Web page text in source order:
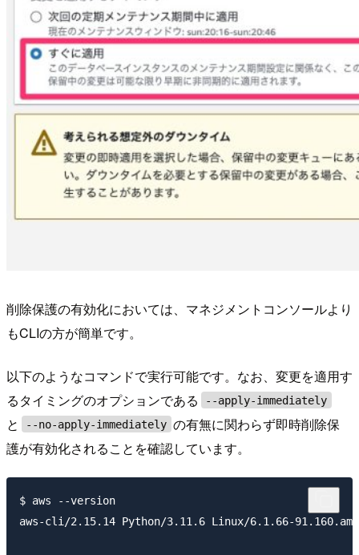
削除保護の有効化においては、マネジメントコンソールより
もCLIの方が簡単です。
以下のようなコマンドで実行可能です。なお、変更を適用す
るタイミングのオプションである
--apply-immediately
と --no-apply-immediately の有無に関わらず即時削除保
護が有効化されることを確認しています。
$ aws --version
aws-cli/2.15.14 Python/3.11.6 Linux/6.1.66-